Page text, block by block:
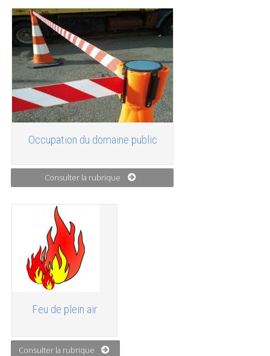
Occupation du domaine public
Consulter la rubrique
Feu de plein air
Consulter la rubrique